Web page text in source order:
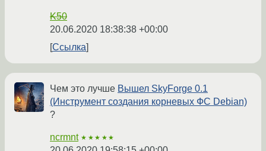
K50
20.06.2020 18:38:38 +00:00
Ссылка
Чем это лучше Вышел SkyForge 0.1
(Инструмент создания корневых ФС Debian)
?
ncrmnt ★★★★★